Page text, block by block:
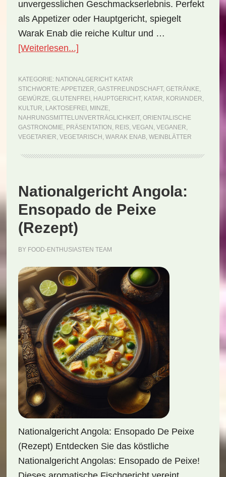
unvergesslichen Geschmackserlebnis. Perfekt
als Appetizer oder Hauptgericht, spiegelt
Warak Enab die reiche Kultur und …
[Weiterlesen...]ÜberNationalgericht
Warak
Enab
(Rezept)
KATEGORIE: NATIONALGERICHT KATAR
STICHWORTE: APPETIZER, GASTFREUNDSCHAFT, GETRÄNKE,
GEWÜRZE, GLUTENFREI , HAUPTGERICHT, KATAR, KORIANDER,
KULTUR, LAKTOSEFREI , MINZE,
NAHRUNGSMITTELUNVERTRÄGLICHKEIT, ORIENTALISCHE
GASTRONOMIE, PRÄSENTATION , REIS, VEGAN , VEGANER,
VEGETARIER, VEGETARISCH , WARAK ENAB, WEINBLÄTTER
Nationalgericht Angola:
Ensopado de Peixe
(Rezept)
BY FOOD-ENTHUSIASTEN TEAM
Nationalgericht Angola: Ensopado De Peixe
(Rezept) Entdecken Sie das köstliche
Nationalgericht Angolas: Ensopado de Peixe!